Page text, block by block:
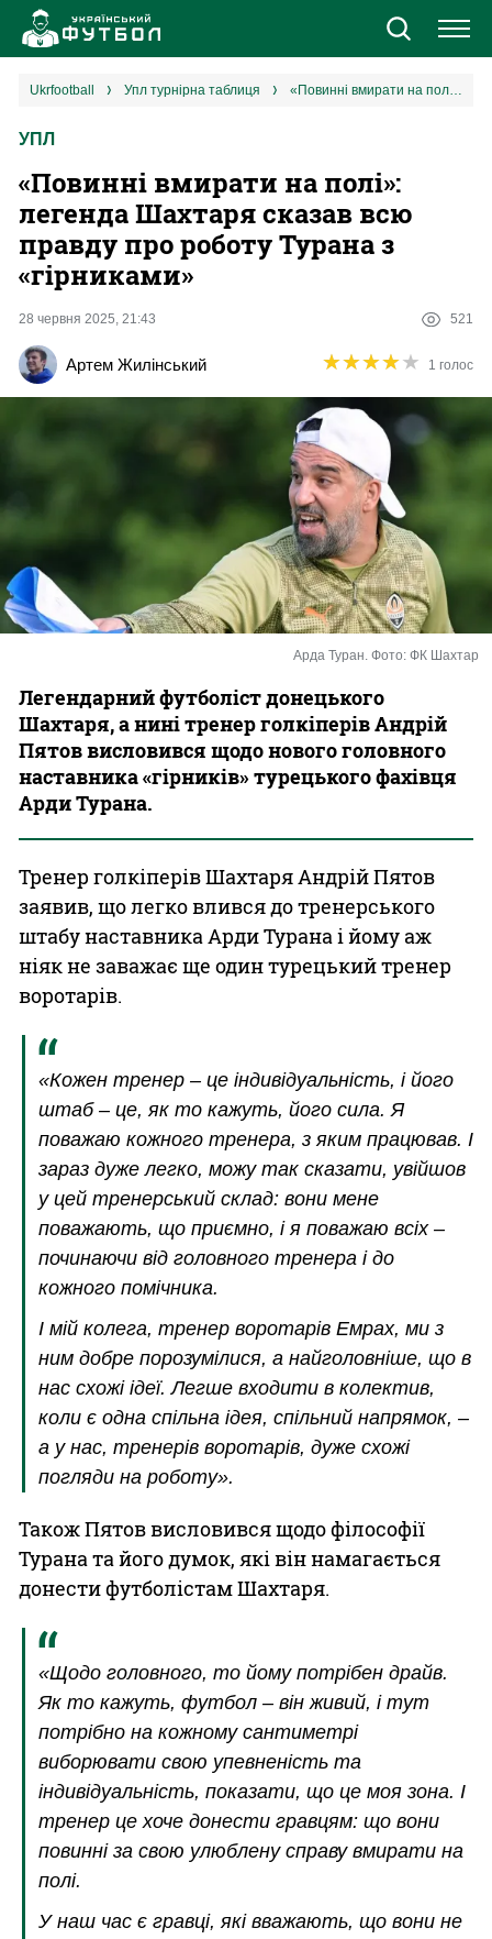
Новини
Єврокубки
УПЛ
Різне
Букмекери
Казино
ukrfootball упл турнірна таблиця «Повинні вмирати на полі»: легенда Шахтаря сказав всю правду про роботу Турана з «гірниками»
УПЛ
«Повинні вмирати на полі»:
легенда Шахтаря сказав всю
правду про роботу Турана з
«гірниками»
28 червня 2025, 21:43 521
Артем Жилінський ★★★★★
★★★★★ 1 голос
Арда Туран. Фото: ФК Шахтар
Легендарний футболіст донецького
Шахтаря, а нині тренер голкіперів Андрій
Пятов висловився щодо нового головного
наставника «гірників» турецького фахівця
Арди Турана.
Тренер голкіперів Шахтаря Андрій Пятов
заявив, що легко влився до тренерського
штабу наставника Арди Турана і йому аж
ніяк не заважає ще один турецький тренер
воротарів.
«Кожен тренер – це індивідуальність, і його
штаб – це, як то кажуть, його сила. Я
поважаю кожного тренера, з яким працював. І
зараз дуже легко, можу так сказати, увійшов
у цей тренерський склад: вони мене
поважають, що приємно, і я поважаю всіх –
починаючи від головного тренера і до
кожного помічника.
І мій колега, тренер воротарів Емрах, ми з
ним добре порозумілися, а найголовніше, що в
нас схожі ідеї. Легше входити в колектив,
коли є одна спільна ідея, спільний напрямок, –
а у нас, тренерів воротарів, дуже схожі
погляди на роботу».
Також Пятов висловився щодо філософії
Турана та його думок, які він намагається
донести футболістам Шахтаря.
«Щодо головного, то йому потрібен драйв.
Як то кажуть, футбол – він живий, і тут
потрібно на кожному сантиметрі
виборювати свою упевненість та
індивідуальність, показати, що це моя зона. І
тренер це хоче донести гравцям: що вони
повинні за свою улюблену справу вмирати на
полі.
У наш час є гравці, які вважають, що вони не